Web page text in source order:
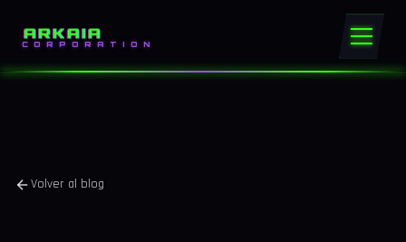
ARKAIA
CORPORATION
Volver al blog